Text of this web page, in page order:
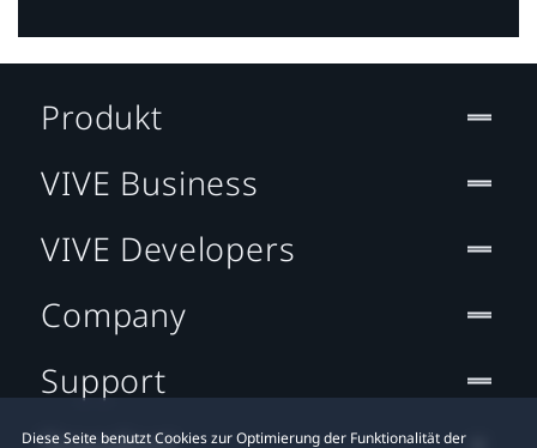
Diese Seite benutzt Cookies zur Optimierung der Funktionalität der
Produkt
VIVE Business
VIVE Developers
Company
Support